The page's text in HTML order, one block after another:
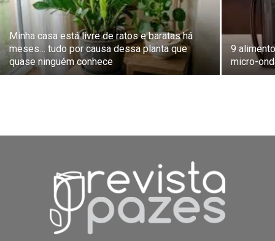
Minha casa está livre de ratos e baratas há
meses… tudo por causa dessa planta que
quase ninguém conhece
9
micro-